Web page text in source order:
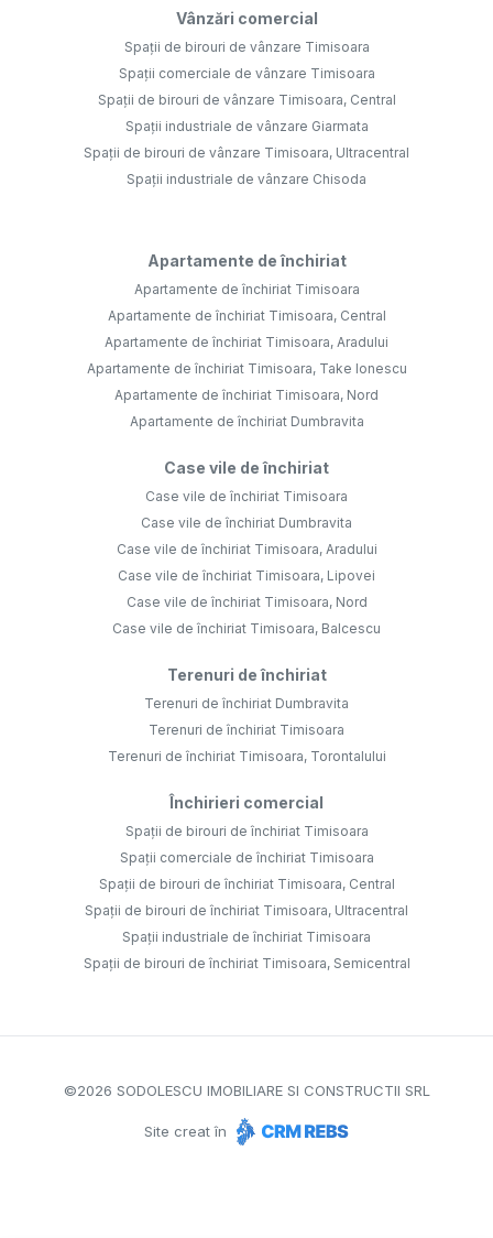
Vânzări comercial
Spații de birouri de vânzare Timisoara
Spații comerciale de vânzare Timisoara
Spații de birouri de vânzare Timisoara, Central
Spații industriale de vânzare Giarmata
Spații de birouri de vânzare Timisoara, Ultracentral
Spații industriale de vânzare Chisoda
Apartamente de închiriat
Apartamente de închiriat Timisoara
Apartamente de închiriat Timisoara, Central
Apartamente de închiriat Timisoara, Aradului
Apartamente de închiriat Timisoara, Take Ionescu
Apartamente de închiriat Timisoara, Nord
Apartamente de închiriat Dumbravita
Case vile de închiriat
Case vile de închiriat Timisoara
Case vile de închiriat Dumbravita
Case vile de închiriat Timisoara, Aradului
Case vile de închiriat Timisoara, Lipovei
Case vile de închiriat Timisoara, Nord
Case vile de închiriat Timisoara, Balcescu
Terenuri de închiriat
Terenuri de închiriat Dumbravita
Terenuri de închiriat Timisoara
Terenuri de închiriat Timisoara, Torontalului
Închirieri comercial
Spații de birouri de închiriat Timisoara
Spații comerciale de închiriat Timisoara
Spații de birouri de închiriat Timisoara, Central
Spații de birouri de închiriat Timisoara, Ultracentral
Spații industriale de închiriat Timisoara
Spații de birouri de închiriat Timisoara, Semicentral
©2026 SODOLESCU IMOBILIARE SI CONSTRUCTII SRL
Site creat în